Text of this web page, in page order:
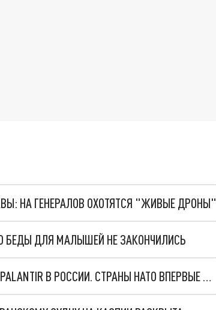
НА ГЕНЕРАЛОВ ОХОТЯТСЯ "ЖИВЫЕ ДРОНЫ"
БЕДЫ ДЛЯ МАЛЫШЕЙ НЕ ЗАКОНЧИЛИСЬ
"ОЧЕНЬ ПЛОХИЕ НОВОСТИ": БОЛЬШАЯ ОШИБКА PALANTIR В РОССИИ. СТРАНЫ НАТО ВПЕРВЫЕ ЗА СВО ОСТАНОВИЛИ ПОСТАВКИ ОРУЖИЯ. ВСУ ТЕРЯЮТ ПРИГРАНИЧЬЕ?